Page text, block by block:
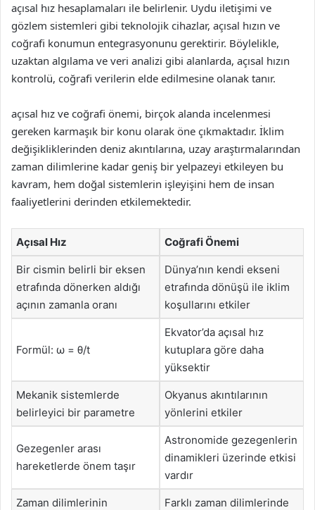
açısal hız hesaplamaları ile belirlenir. Uydu iletişimi ve
gözlem sistemleri gibi teknolojik cihazlar, açısal hızın ve
coğrafi konumun entegrasyonunu gerektirir. Böylelikle,
uzaktan algılama ve veri analizi gibi alanlarda, açısal hızın
kontrolü, coğrafi verilerin elde edilmesine olanak tanır.
açısal hız ve coğrafi önemi, birçok alanda incelenmesi
gereken karmaşık bir konu olarak öne çıkmaktadır. İklim
değişikliklerinden deniz akıntılarına, uzay araştırmalarından
zaman dilimlerine kadar geniş bir yelpazeyi etkileyen bu
kavram, hem doğal sistemlerin işleyişini hem de insan
faaliyetlerini derinden etkilemektedir.
Açısal Hız Coğrafi Önemi
Bir cismin belirli bir eksen
etrafında dönerken aldığı
açının zamanla oranı
Dünya’nın kendi ekseni
etrafında dönüşü ile iklim
koşullarını etkiler
Formül: ω = θ/t
Ekvator’da açısal hız
kutuplara göre daha
yüksektir
Mekanik sistemlerde
belirleyici bir parametre
Okyanus akıntılarının
yönlerini etkiler
Gezegenler arası
hareketlerde önem taşır
Astronomide gezegenlerin
dinamikleri üzerinde etkisi
vardır
Zaman dilimlerinin
Farklı zaman dilimlerinde